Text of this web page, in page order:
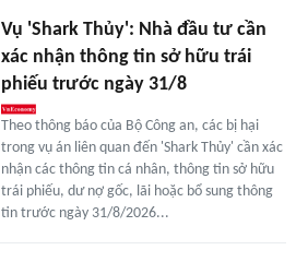
Vụ 'Shark Thủy': Nhà đầu tư cần
xác nhận thông tin sở hữu trái
phiếu trước ngày 31/8
Theo thông báo của Bộ Công an, các bị hại
trong vụ án liên quan đến 'Shark Thủy' cần xác
nhận các thông tin cá nhân, thông tin sở hữu
trái phiếu, dư nợ gốc, lãi hoặc bổ sung thông
tin trước ngày 31/8/2026...